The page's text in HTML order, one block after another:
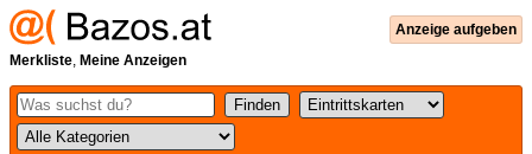
Anzeige aufgeben
Merkliste, Meine Anzeigen